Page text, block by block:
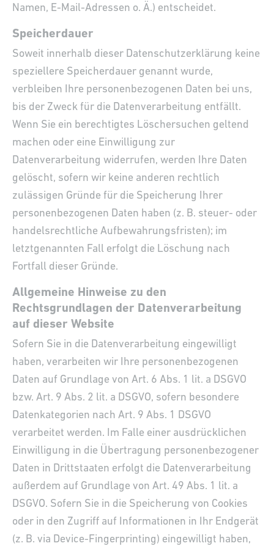
Namen, E-Mail-Adressen o. Ä.) entscheidet.
Speicherdauer
Soweit innerhalb dieser Datenschutzerklärung keine
speziellere Speicherdauer genannt wurde,
verbleiben Ihre personenbezogenen Daten bei uns,
bis der Zweck für die Datenverarbeitung entfällt.
Wenn Sie ein berechtigtes Löschersuchen geltend
machen oder eine Einwilligung zur
Datenverarbeitung widerrufen, werden Ihre Daten
gelöscht, sofern wir keine anderen rechtlich
zulässigen Gründe für die Speicherung Ihrer
personenbezogenen Daten haben (z. B. steuer- oder
handelsrechtliche Aufbewahrungsfristen); im
letztgenannten Fall erfolgt die Löschung nach
Fortfall dieser Gründe.
Allgemeine Hinweise zu den
Rechtsgrundlagen der Datenverarbeitung
auf dieser Website
Sofern Sie in die Datenverarbeitung eingewilligt
haben, verarbeiten wir Ihre personenbezogenen
Daten auf Grundlage von Art. 6 Abs. 1 lit. a DSGVO
bzw. Art. 9 Abs. 2 lit. a DSGVO, sofern besondere
Datenkategorien nach Art. 9 Abs. 1 DSGVO
verarbeitet werden. Im Falle einer ausdrücklichen
Einwilligung in die Übertragung personenbezogener
Daten in Drittstaaten erfolgt die Datenverarbeitung
außerdem auf Grundlage von Art. 49 Abs. 1 lit. a
DSGVO. Sofern Sie in die Speicherung von Cookies
oder in den Zugriff auf Informationen in Ihr Endgerät
(z. B. via Device-Fingerprinting) eingewilligt haben,